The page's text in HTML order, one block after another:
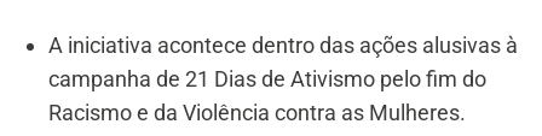
A iniciativa acontece dentro das ações alusivas à
campanha de 21 Dias de Ativismo pelo fim do
Racismo e da Violência contra as Mulheres.